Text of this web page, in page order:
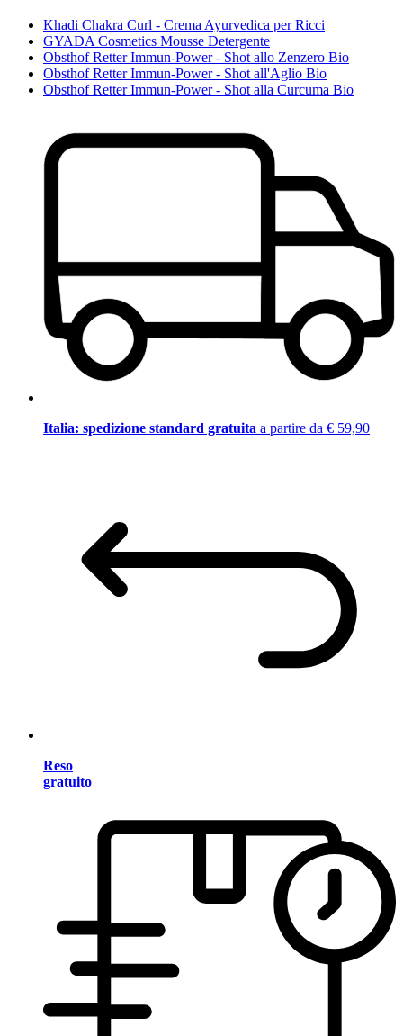
Khadi Chakra Curl - Crema Ayurvedica per Ricci
GYADA Cosmetics Mousse Detergente
Obsthof Retter Immun-Power - Shot allo Zenzero Bio
Obsthof Retter Immun-Power - Shot all'Aglio Bio
Obsthof Retter Immun-Power - Shot alla Curcuma Bio
Italia: spedizione standard gratuita a partire da € 59,90
Reso
gratuito